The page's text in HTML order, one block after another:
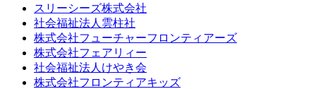
スリーシーズ株式会社
社会福祉法人雲柱社
株式会社フューチャーフロンティアーズ
株式会社フェアリィー
社会福祉法人けやき会
株式会社フロンティアキッズ